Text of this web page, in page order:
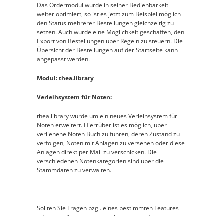
Das Ordermodul wurde in seiner Bedienbarkeit
weiter optimiert, so ist es jetzt zum Beispiel möglich
den Status mehrerer Bestellungen gleichzeitig zu
setzen. Auch wurde eine Möglichkeit geschaffen, den
Export von Bestellungen über Regeln zu steuern. Die
Übersicht der Bestellungen auf der Startseite kann
angepasst werden.
Modul: thea.library
Verleihsystem für Noten:
thea.library wurde um ein neues Verleihsystem für
Noten erweitert. Hierrüber ist es möglich, über
verliehene Noten Buch zu führen, deren Zustand zu
verfolgen, Noten mit Anlagen zu versehen oder diese
Anlagen direkt per Mail zu verschicken. Die
verschiedenen Notenkategorien sind über die
Stammdaten zu verwalten.
Sollten Sie Fragen bzgl. eines bestimmten Features